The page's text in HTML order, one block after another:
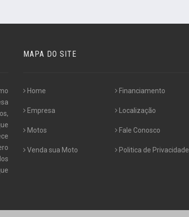
MAPA DO SITE
Home
Empresa
Motos
Venda sua Moto
Financiamento
Localização
Fale Conosco
Politica de Privacidade